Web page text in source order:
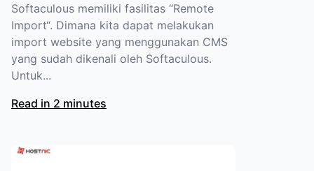
Softaculous memiliki fasilitas “Remote
Import“. Dimana kita dapat melakukan
import website yang menggunakan CMS
yang sudah dikenali oleh Softaculous.
Untuk...
Read in 2 minutes